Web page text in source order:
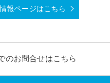
報ページはこちら
のお問合せはこちら